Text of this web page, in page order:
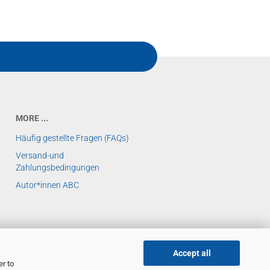
to
Accept all
MORE ...
Häufig gestellte Fragen (FAQs)
Versand-und
Zahlungsbedingungen
Autor*innen ABC